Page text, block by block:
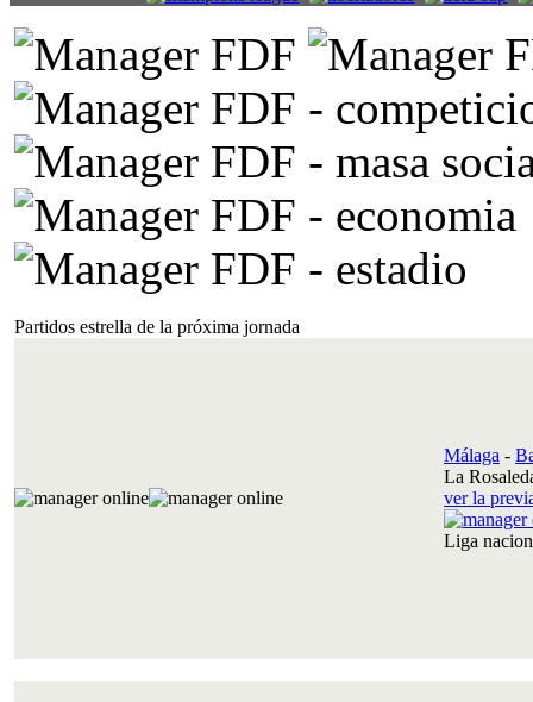
Partidos estrella de la próxima jornada
Málaga -
La
ver la
Liga